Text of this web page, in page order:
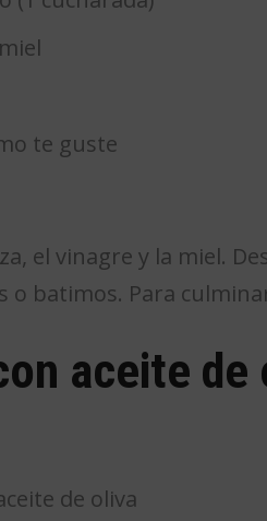
te guste
el vinagre y la miel.
o batimos. Para
aceite de
de oliva